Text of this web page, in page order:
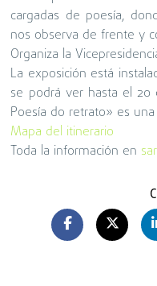
cargadas de poesía,
nos observa de frente y
Organiza la
La exposición está
se podrá ver hasta el 20
Poesía do retrato» es
Mapa del itinerario
Toda la información en